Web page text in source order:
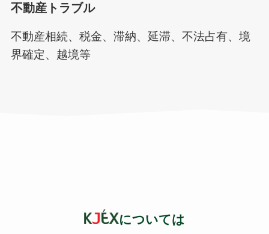
不動産トラブル
不動産相続、税金、滞納、延滞、不法占有、境
界確定、越境等
については